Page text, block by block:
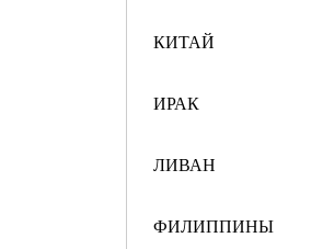
КИТАЙ
ИРАК
ЛИВАН
ФИЛИППИНЫ